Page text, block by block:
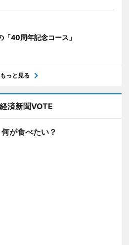
「40周年記念コース」
もっと見る
済新聞VOTE
が食べたい？